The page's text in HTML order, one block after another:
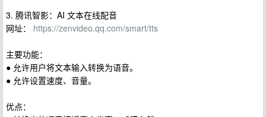
3. 腾讯智影：AI 文本在线配音
网址： https://zenvideo.qq.com/smart/tts
主要功能：
● 允许用户将文本输入转换为语音。
● 允许设置速度、音量。
优点：